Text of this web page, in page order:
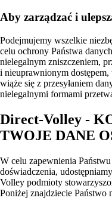
Aby zarządzać i
Podejmujemy wszelkie
celu ochrony Państwa
nielegalnym zniszczeniem,
i nieuprawnionym
wiąże się z przesyłaniem
nielegalnymi formami
Direct-Volley -
TWOJE DANE
W celu zapewnienia
doświadczenia,
Volley podmioty
Poniżej znajdziecie Państwo